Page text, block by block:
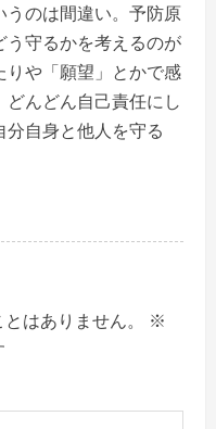
うのは間違い。予防原
う守るかを考えるのが
や「願望」とかで感
んどん自己責任にし
自身と他人を守る
はありません。
※